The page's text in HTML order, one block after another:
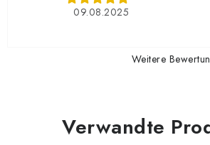
09.08.2025
Weitere
Verwandte